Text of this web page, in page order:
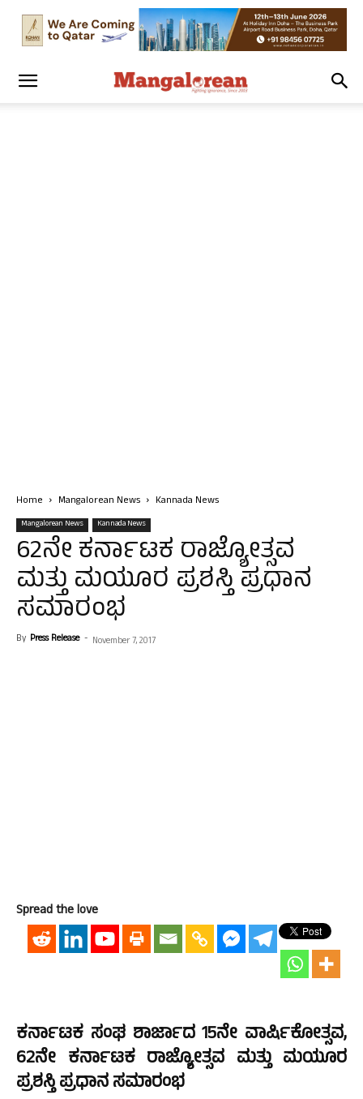
Home Mangalorean News Kannada News
Mangalorean News Kannada News
62ನೇ ಕರ್ನಾಟಕ ರಾಜ್ಯೋತ್ಸವ
ಮತ್ತು ಮಯೂರ ಪ್ರಶಸ್ತಿ ಪ್ರಧಾನ
ಸಮಾರಂಭ
By Press Release - November 7, 2017
Spread the love
ಕರ್ನಾಟಕ ಸಂಘ ಶಾರ್ಜಾದ 15ನೇ ವಾರ್ಷಿಕೋತ್ಸವ,
62ನೇ ಕರ್ನಾಟಕ ರಾಜ್ಯೋತ್ಸವ ಮತ್ತು ಮಯೂರ
ಪ್ರಶಸ್ತಿ ಪ್ರಧಾನ ಸಮಾರಂಭ